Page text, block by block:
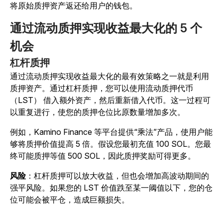
将原始质押资产返还给用户的钱包。
通过流动质押实现收益最大化的 5 个
机会
杠杆质押
通过流动质押实现收益最大化的最有效策略之一就是利用
质押资产。通过杠杆质押，您可以使用流动质押代币
（LST） 借入额外资产，然后重新借入代币。这一过程可
以重复进行，使您的质押仓位比原数量增加多次。
例如，Kamino Finance 等平台提供“乘法”产品，使用户能
够将质押价值提高 5 倍。假设您最初充值 100 SOL。您最
终可能质押等值 500 SOL，因此质押奖励可得更多。
风险：杠杆质押可以放大收益，但也会增加高波动期间的
强平风险。 如果您的 LST 价值跌至某一阈值以下，您的仓
位可能会被平仓，造成巨额损失。